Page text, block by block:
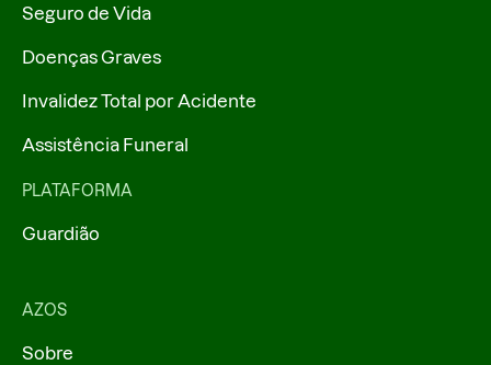
Seguro de Vida
Doenças Graves
Invalidez Total por Acidente
Assistência Funeral
PLATAFORMA
Guardião
AZOS
Sobre